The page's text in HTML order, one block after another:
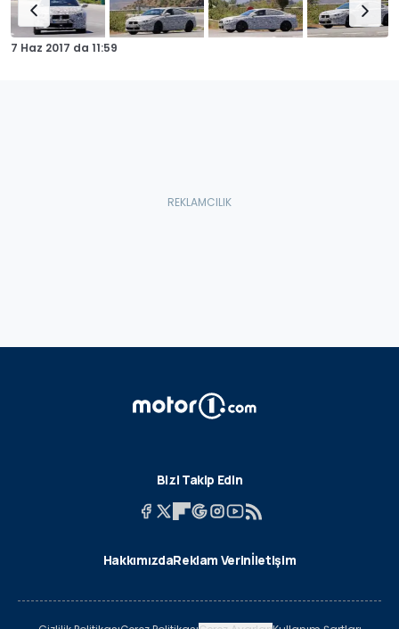
7 Haz 2017 da 11:59
Bizi Takip Edin
HakkımızdaReklam Verinİletişim